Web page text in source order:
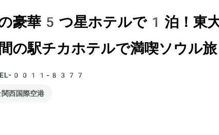
豪華5つ星ホテルで1泊！東
の駅チカホテルで満喫ソウル旅
0011-8377
関西国際空港